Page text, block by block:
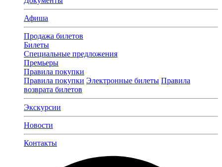
Афиша
Продажа билетов
Билеты
Специальные предложения
Премьеры
Правила покупки
Правила покупки Электронные билеты Правила
возврата билетов
Экскурсии
Новости
Контакты